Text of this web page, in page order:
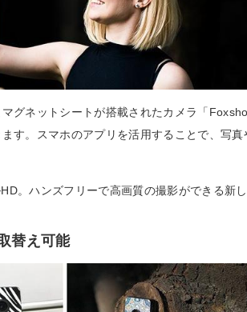
グネットシートが搭載されたカメラ「
す。スマホのアプリを活用することで、写
。ハンズフリーで高画質の撮影ができる新し
替え可能